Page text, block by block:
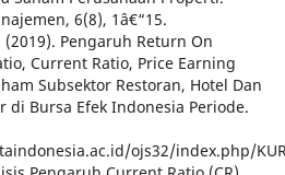
6(8), 1â€“15.
(2019). Pengaruh Return On
Current Ratio, Price Earning
Subsektor Restoran, Hotel Dan
di Bursa Efek Indonesia Periode.
ojs32/index.php/